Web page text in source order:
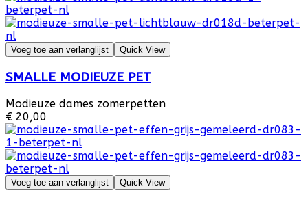
Voeg toe aan verlanglijst Quick View
SMALLE MODIEUZE PET
Modieuze dames zomerpetten
€ 20,00
Voeg toe aan verlanglijst Quick View